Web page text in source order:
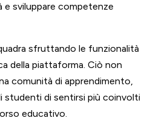
sviluppare competenze
sfruttando le funzionalità
della piattaforma. Ciò non
comunità di apprendimento,
studenti di sentirsi più coinvolti
educativo.